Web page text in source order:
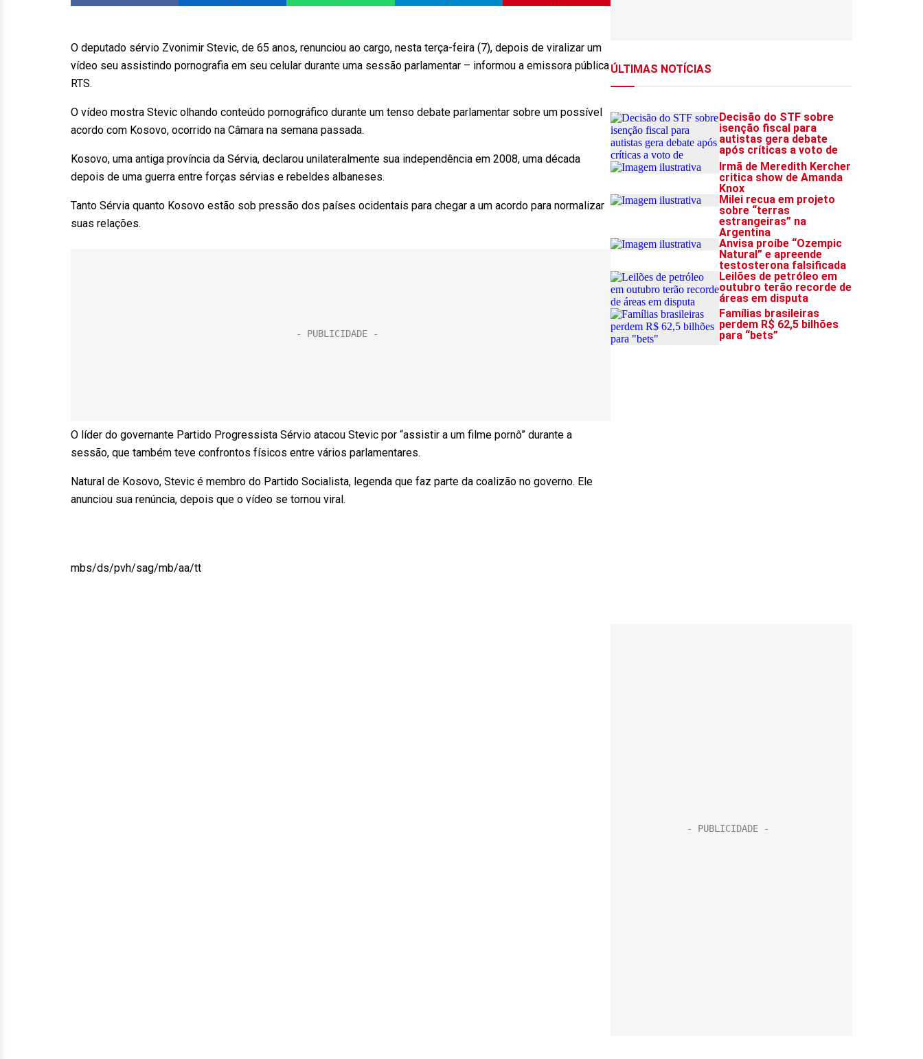
O deputado sérvio Zvonimir Stevic, de 65 anos, renunciou ao cargo, nesta terça-feira (7), depois de viralizar um
vídeo seu assistindo pornografia em seu celular durante uma sessão parlamentar – informou a emissora pública
RTS.
O vídeo mostra Stevic olhando conteúdo pornográfico durante um tenso debate parlamentar sobre um possível
acordo com Kosovo, ocorrido na Câmara na semana passada.
Kosovo, uma antiga província da Sérvia, declarou unilateralmente sua independência em 2008, uma década
depois de uma guerra entre forças sérvias e rebeldes albaneses.
Tanto Sérvia quanto Kosovo estão sob pressão dos países ocidentais para chegar a um acordo para normalizar
suas relações.
O líder do governante Partido Progressista Sérvio atacou Stevic por “assistir a um filme pornô” durante a
sessão, que também teve confrontos físicos entre vários parlamentares.
Natural de Kosovo, Stevic é membro do Partido Socialista, legenda que faz parte da coalizão no governo. Ele
anunciou sua renúncia, depois que o vídeo se tornou viral.
mbs/ds/pvh/sag/mb/aa/tt